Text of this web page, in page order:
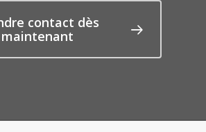
contact dès
maintenant